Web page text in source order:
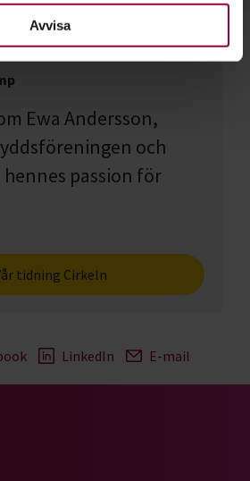
Avvisa
Ewa Andersson,
och
hennes passion för
tidning Cirkeln
LinkedIn E-mail
startsida